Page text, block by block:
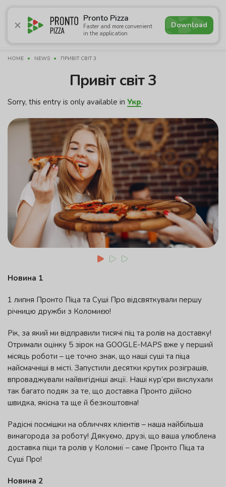
Pronto Pizza
Faster and more convenient
in the application
Download
4.7
Promotions Pizza Sushi Breakfasts
HOME NEWS ПРИВІТ СВІТ 3
Привіт світ 3
Sorry, this entry is only available in Укр.
Новина 1
1 липня Пронто Піца та Суші Про відсвяткували першу
річницю дружби з Коломиєю!
Рік, за який ми відправили тисячі піц та ролів на доставку!
Отримали оцінку 5 зірок на GOOGLE-MAPS вже у перший
місяць роботи – це точно знак, що наші суші та піца
найсмачніші в місті. Запустили десятки крутих розіграшів,
впроваджували найвигідніші акції. Наші кур’єри вислухали
так багато подяк за те, що доставка Пронто дійсно
швидка, якісна та ще й безкоштовна!
Радісні посмішки на обличчях клієнтів – наша найбільша
винагорода за роботу! Дякуємо, друзі, що ваша улюблена
доставка піци та ролів у Коломиї – саме Пронто Піца та
Суші Про!
Новина 2